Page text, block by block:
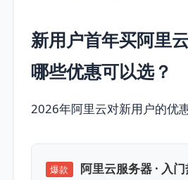
新用户首年买阿里
哪些优惠可以选？
2026年阿里云对新用户的优
爆款
阿里云服务器 · 入